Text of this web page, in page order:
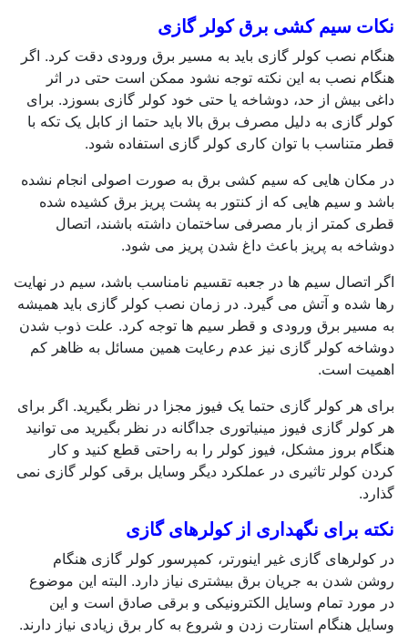
نکات سیم کشی برق کولر گازی
هنگام نصب کولر گازی باید به مسیر برق ورودی دقت کرد. اگر
هنگام نصب به این نکته توجه نشود ممکن است حتی در اثر
داغی بیش از حد، دوشاخه یا حتی خود کولر گازی بسوزد. برای
کولر گازی به دلیل مصرف برق بالا باید حتما از کابل یک تکه با
قطر متناسب با توان کاری کولر گازی استفاده شود.
در مکان هایی که سیم کشی برق به صورت اصولی انجام نشده
باشد و سیم هایی که از کنتور به پشت پریز برق کشیده شده
قطری کمتر از بار مصرفی ساختمان داشته باشند، اتصال
دوشاخه به پریز باعث داغ شدن پریز می شود.
اگر اتصال سیم ها در جعبه تقسیم نامناسب باشد، سیم در نهایت
رها شده و آتش می گیرد. در زمان نصب کولر گازی باید همیشه
به مسیر برق ورودی و قطر سیم ها توجه کرد. علت ذوب شدن
دوشاخه کولر گازی نیز عدم رعایت همین مسائل به ظاهر کم
اهمیت است.
برای هر کولر گازی حتما یک فیوز مجزا در نظر بگیرید. اگر برای
هر کولر گازی فیوز مینیاتوری جداگانه در نظر بگیرید می توانید
هنگام بروز مشکل، فیوز کولر را به راحتی قطع کنید و کار
کردن کولر تاثیری در عملکرد دیگر وسایل برقی کولر گازی نمی
گذارد.
نکته برای نگهداری از کولرهای گازی
در کولرهای گازی غیر اینورتر، کمپرسور کولر گازی هنگام
روشن شدن به جریان برق بیشتری نیاز دارد. البته این موضوع
در مورد تمام وسایل الکترونیکی و برقی صادق است و این
وسایل هنگام استارت زدن و شروع به کار برق زیادی نیاز دارند.